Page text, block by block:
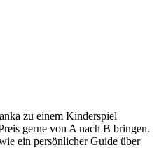
zu einem Kinderspiel
gerne von A nach B bringen.
ein persönlicher Guide über